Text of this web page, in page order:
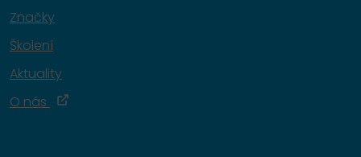
Značky
Školení
Aktuality
O nás